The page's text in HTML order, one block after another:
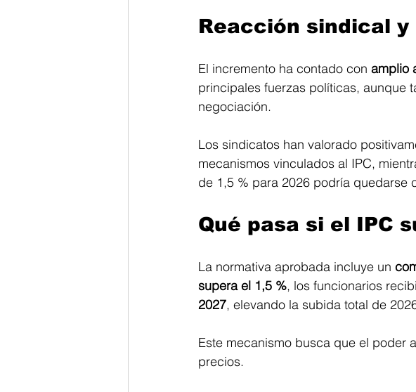
Reacción sindical
El incremento ha contado con amplio
principales fuerzas políticas, aunque
negociación.
Los sindicatos han valorado
mecanismos vinculados al IPC,
de 1,5 % para 2026 podría quedarse
Qué pasa si el IPC
La normativa aprobada incluye un
supera el 1,5 %, los funcionarios
2027, elevando la subida total de
Este mecanismo busca que el poder
precios.